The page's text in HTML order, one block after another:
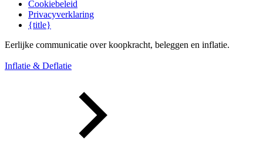
Cookiebeleid
Privacyverklaring
{title}
Eerlijke communicatie over koopkracht, beleggen en inflatie.
Inflatie & Deflatie